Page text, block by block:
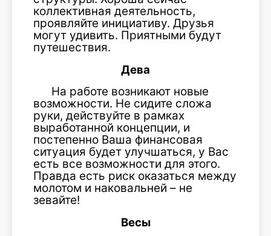
коллективная деятельность,
проявляйте инициативу. Друзья
могут удивить. Приятными будут
путешествия.
Дева
На работе возникают новые
возможности. Не сидите сложа
руки, действуйте в рамках
выработанной концепции, и
постепенно Ваша финансовая
ситуация будет улучшаться, у Вас
есть все возможности для этого.
Правда есть риск оказаться между
молотом и наковальней – не
зевайте!
Весы